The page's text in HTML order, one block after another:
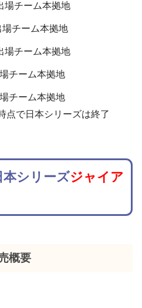
場チーム本拠地
チーム本拠地
場チーム本拠地
チーム本拠地
チーム本拠地
点で日本シリーズは終了
本シリーズジャイア
概要